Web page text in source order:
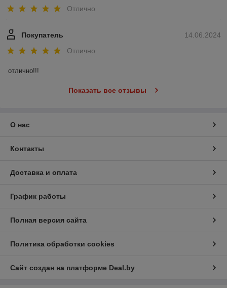
Отлично
14.06.2024
Покупатель
Отлично
отлично!!!
Показать все отзывы
О нас
Контакты
Доставка и оплата
График работы
Полная версия сайта
Политика обработки cookies
Сайт создан на платформе Deal.by